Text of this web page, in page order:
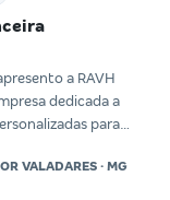
a RAVH
dedicada a
para
VALADARES · MG